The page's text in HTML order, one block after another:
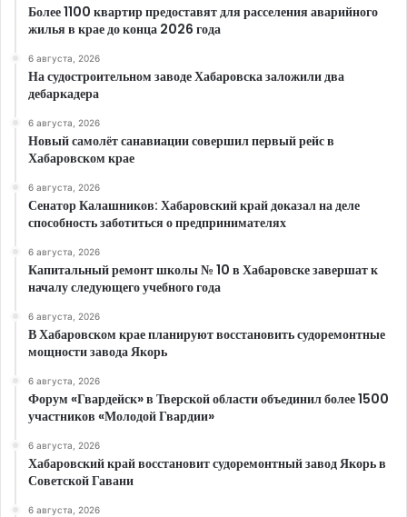
Более 1100 квартир предоставят для расселения аварийного
жилья в крае до конца 2026 года
6 августа, 2026
На судостроительном заводе Хабаровска заложили два
дебаркадера
6 августа, 2026
Новый самолёт санавиации совершил первый рейс в
Хабаровском крае
6 августа, 2026
Сенатор Калашников: Хабаровский край доказал на деле
способность заботиться о предпринимателях
6 августа, 2026
Капитальный ремонт школы № 10 в Хабаровске завершат к
началу следующего учебного года
6 августа, 2026
В Хабаровском крае планируют восстановить судоремонтные
мощности завода Якорь
6 августа, 2026
Форум «Гвардейск» в Тверской области объединил более 1500
участников «Молодой Гвардии»
6 августа, 2026
Хабаровский край восстановит судоремонтный завод Якорь в
Советской Гавани
6 августа, 2026